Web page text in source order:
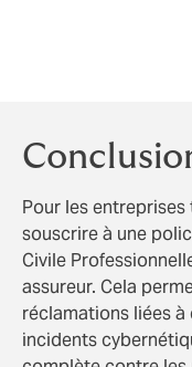
Pour les
souscrire à une
Civile
assureur. Cela
réclamations liées
incidents